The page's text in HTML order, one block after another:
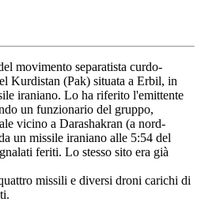
movimento separatista curdo-
Kurdistan (Pak) situata a Erbil, in
iraniano. Lo ha riferito l'emittente
un funzionario del gruppo,
vicino a Darashakran (a nord-
un missile iraniano alle 5:54 del
feriti. Lo stesso sito era già
missili e diversi droni carichi di